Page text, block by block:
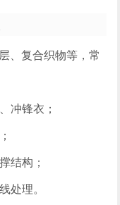
、复合织物等，常
冲锋衣；
结构；
处理。